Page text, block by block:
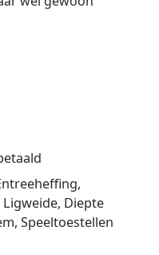
Diepte
Speeltoestellen